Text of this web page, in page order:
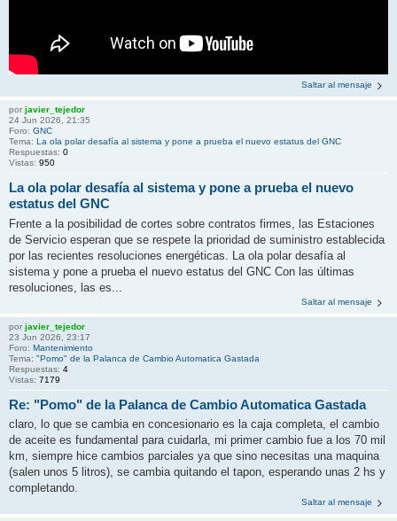
Saltar al mensaje
por javier_tejedor
24 Jun 2026, 21:35
Foro: GNC
Tema: La ola polar desafía al sistema y pone a prueba el nuevo estatus del GNC
Respuestas: 0
Vistas: 950
La ola polar desafía al sistema y pone a prueba el nuevo
estatus del GNC
Frente a la posibilidad de cortes sobre contratos firmes, las Estaciones
de Servicio esperan que se respete la prioridad de suministro establecida
por las recientes resoluciones energéticas. La ola polar desafía al
sistema y pone a prueba el nuevo estatus del GNC Con las últimas
resoluciones, las es...
Saltar al mensaje
por javier_tejedor
23 Jun 2026, 23:17
Foro: Mantenimiento
Tema: "Pomo" de la Palanca de Cambio Automatica Gastada
Respuestas: 4
Vistas: 7179
Re: "Pomo" de la Palanca de Cambio Automatica Gastada
claro, lo que se cambia en concesionario es la caja completa, el cambio
de aceite es fundamental para cuidarla, mi primer cambio fue a los 70 mil
km, siempre hice cambios parciales ya que sino necesitas una maquina
(salen unos 5 litros), se cambia quitando el tapon, esperando unas 2 hs y
completando.
Saltar al mensaje